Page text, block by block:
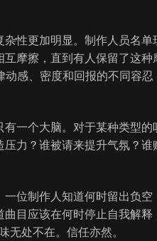
性更加明显。制作人员名单
摩擦，直到有人保留了这种
感、密度和回报的不同容忍
一个大脑。对于某种类型的
力？谁被请来提升气氛？谁
位制作人知道何时留出负空
目应该在何时停止自我解释
处不在。信任亦然。